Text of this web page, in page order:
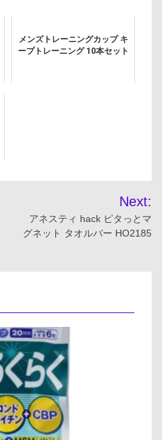
メンズトレーニングカップ キ
ープトレーニング 10本セット
Next:
アネスティ hack ピタっとマ
グネット タオルバー HO2185